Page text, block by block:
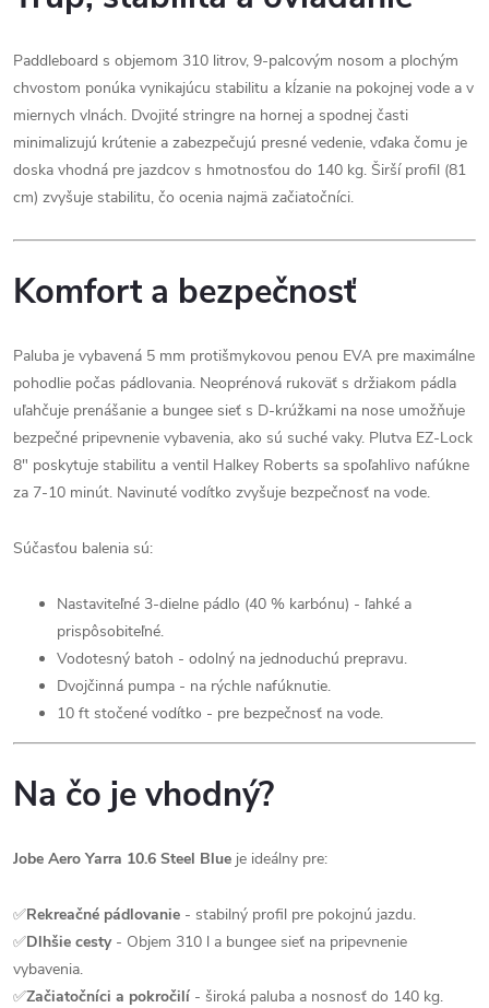
Paddleboard s objemom 310 litrov, 9-palcovým nosom a plochým
chvostom ponúka vynikajúcu stabilitu a kĺzanie na pokojnej vode a v
miernych vlnách. Dvojité stringre na hornej a spodnej časti
minimalizujú krútenie a zabezpečujú presné vedenie, vďaka čomu je
doska vhodná pre jazdcov s hmotnosťou do 140 kg. Širší profil (81
cm) zvyšuje stabilitu, čo ocenia najmä začiatočníci.
Komfort a bezpečnosť
Paluba je vybavená 5 mm protišmykovou penou EVA pre maximálne
pohodlie počas pádlovania. Neoprénová rukoväť s držiakom pádla
uľahčuje prenášanie a bungee sieť s D-krúžkami na nose umožňuje
bezpečné pripevnenie vybavenia, ako sú suché vaky. Plutva EZ-Lock
8" poskytuje stabilitu a ventil Halkey Roberts sa spoľahlivo nafúkne
za 7-10 minút. Navinuté vodítko zvyšuje bezpečnosť na vode.
Súčasťou balenia sú:
Nastaviteľné 3-dielne pádlo (40 % karbónu) - ľahké a
prispôsobiteľné.
Vodotesný batoh - odolný na jednoduchú prepravu.
Dvojčinná pumpa - na rýchle nafúknutie.
10 ft stočené vodítko - pre bezpečnosť na vode.
Na čo je vhodný?
Jobe Aero Yarra 10.6 Steel Blue je ideálny pre:
✅Rekreačné pádlovanie - stabilný profil pre pokojnú jazdu.
✅Dlhšie cesty- Objem 310 l a bungee sieť na pripevnenie
vybavenia.
✅Začiatočníci a pokročilí - široká paluba a nosnosť do 140 kg.